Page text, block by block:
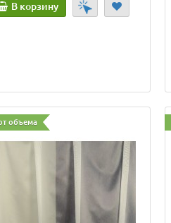
В корзину
объема